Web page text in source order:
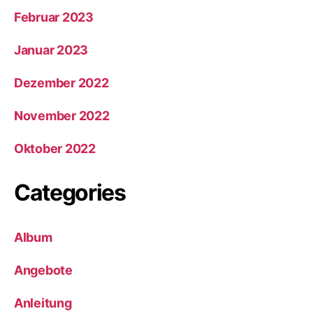
Februar 2023
Januar 2023
Dezember 2022
November 2022
Oktober 2022
Categories
Album
Angebote
Anleitung